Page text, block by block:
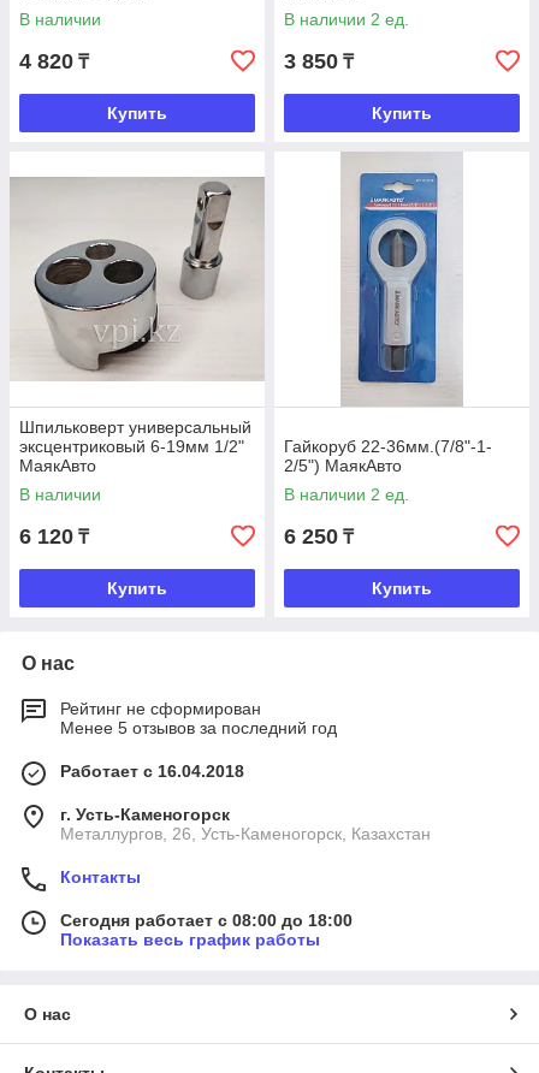
В наличии
4 820 ₸
Купить
В наличии 2 ед.
3 850 ₸
Купить
Шпильковерт универсальный
эксцентриковый 6-19мм 1/2"
МаякАвто
В наличии
6 120 ₸
Купить
Гайкоруб 22-36мм.(7/8"-1-
2/5") МаякАвто
В наличии 2 ед.
6 250 ₸
Купить
О нас
Рейтинг не сформирован
Менее 5 отзывов за последний год
Работает с 16.04.2018
г. Усть-Каменогорск
Металлургов, 26, Усть-Каменогорск, Казахстан
Контакты
Сегодня работает с 08:00 до 18:00
Показать весь график работы
О нас